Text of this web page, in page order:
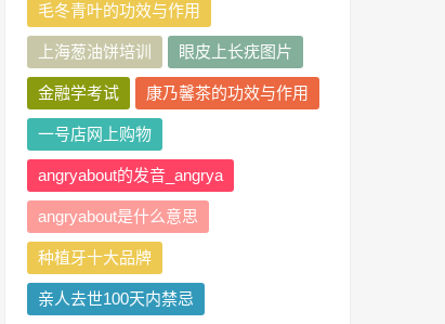
毛冬青叶的功效与作用
上海葱油饼培训 眼皮上长疣图片
金融学考试 康乃馨茶的功效与作用
一号店网上购物
angryabout的发音_angrya
angryabout是什么意思
种植牙十大品牌
亲人去世100天内禁忌